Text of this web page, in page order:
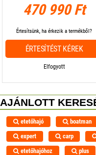
470 990 Ft
Elfogyott
Értesítsünk, ha érkezik a termékből?
ÉRTESÍTÉST KÉREK
AJÁNLOTT
etetőhajó boatman
expert
carp
etetőhajóhoz
plus